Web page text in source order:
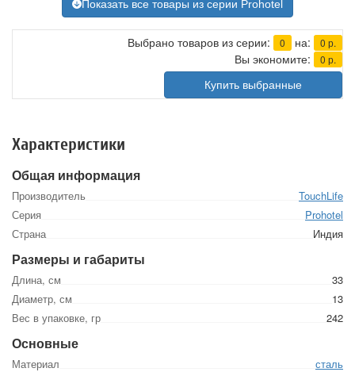
Показать все товары из серии Prohotel
Выбрано товаров из серии: 0 на: 0 р.
Вы экономите: 0 р.
Купить выбранные
Характеристики
Общая информация
Производитель
TouchLife
Серия
Prohotel
Страна
Индия
Размеры и габариты
Длина, см
33
Диаметр, см
13
Вес в упаковке, гр
242
Основные
Материал сталь